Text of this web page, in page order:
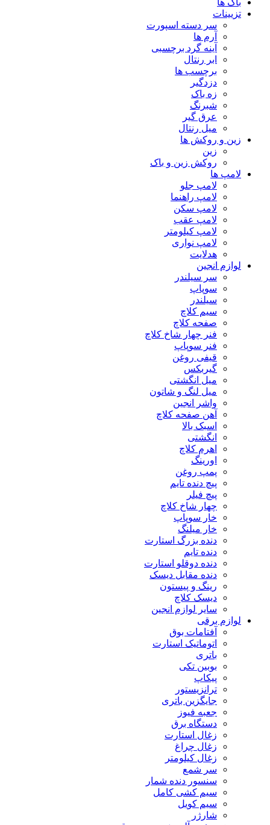
باک ها
تزیینات
سر دسته اسپورت
آرم ها
آینه گرد برچسبی
ابر رنتال
برچسب ها
دزدگیر
زه باک
شبرنگ
عرق گیر
میل رنتال
زین و روکش ها
زین
روکش زین و باک
لامپ ها
لامپ جلو
لامپ راهنما
لامپ سکن
لامپ عقب
لامپ کیلومتر
لامپ نواری
هدلایت
لوازم انجین
سر سیلندر
سوپاپ
سیلندر
سیم کلاچ
صفحه کلاچ
فنر چهار شاخ کلاچ
فنر سوپاپ
قیفی روغن
گیربکس
میل انگشتی
میل لنگ و شاتون
واشر انجین
آهن صفحه کلاچ
اسبک بالا
انگشتی
اهرم کلاچ
اورینگ
پمپ روغن
پیچ دنده تایم
پیچ فیلر
چهار شاخ کلاچ
خار سوپاپ
خار میلنگ
دنده بزرگ استارت
دنده تایم
دنده دوقلو استارت
دنده مقابل دیسک
رینگ و پیستون
دیسک کلاچ
سایر لوازم انجین
لوازم برقی
آفتامات بوق
اتوماتیک استارت
باتری
بوبین تکی
پیکاپ
ترانزیستور
جایگزین باتری
جعبه فیوز
دستگاه برق
زغال استارت
زغال چراغ
زغال کیلومتر
سر شمع
سنسور دنده شمار
سیم کشی کامل
سیم کویل
شارژر